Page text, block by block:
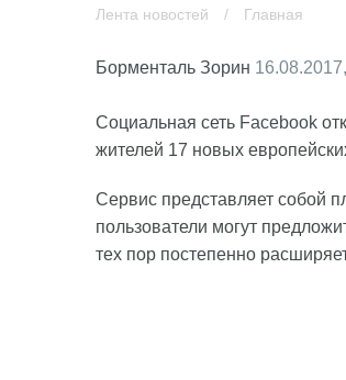
Лента новостей
/ Главная
Борменталь Зорин
Социальная сеть Facebook
жителей 17 новых
Сервис представляет собой
пользователи могут
тех пор постепенно